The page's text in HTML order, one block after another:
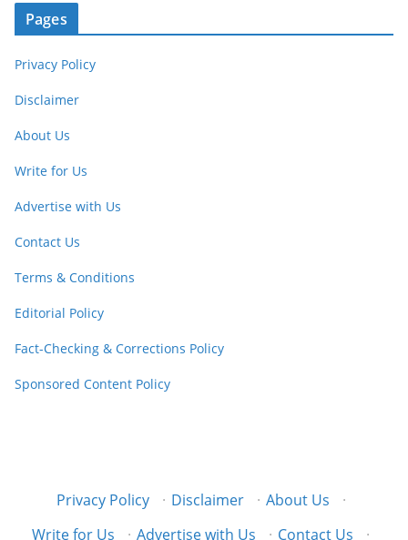
Pages
Privacy Policy
Disclaimer
About Us
Write for Us
Advertise with Us
Contact Us
Terms & Conditions
Editorial Policy
Fact-Checking & Corrections Policy
Sponsored Content Policy
Privacy Policy · Disclaimer · About Us
·
Write for Us
· Advertise with Us · Contact Us ·